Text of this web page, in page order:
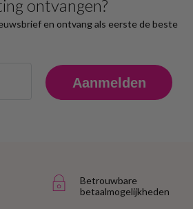
ontvangen?
en ontvang als eerste de beste
Aanmelden
Betrouwbare
betaalmogelijkheden